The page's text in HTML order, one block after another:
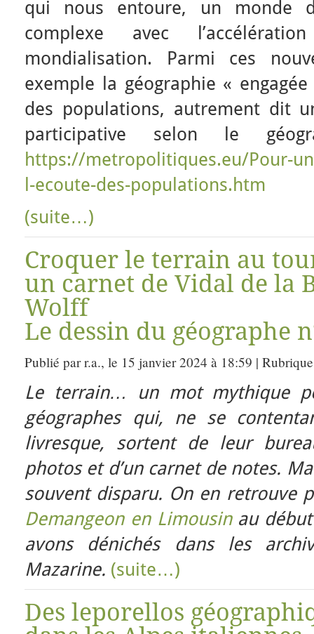
qui nous entoure, un monde
complexe avec
mondialisation. Parmi ces
exemple la géographie «
des populations, autrement dit
participative selon le
https://metropolitiques.eu/Pour-
l-ecoute-des-populations.htm
(suite…)
Croquer le terrain au
un carnet de Vidal de la
Wolff
Le dessin du géographe
Publié par r.a., le 15 janvier 2024 à 18:59 |
Le terrain… un mot mythique
géographes qui, ne se
livresque, sortent de leur
photos et d’un carnet de notes.
souvent disparu. On en retrouve
Demangeon en Limousinau début
avons dénichés dans les
Mazarine. (suite…)
Des leporellos